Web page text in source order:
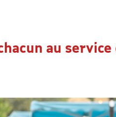
au service